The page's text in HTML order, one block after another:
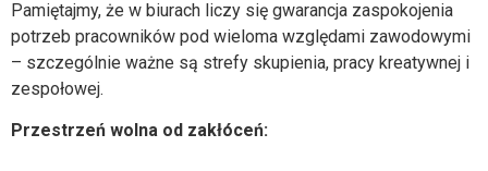
Pamiętajmy, że w biurach liczy się gwarancja zaspokojenia
potrzeb pracowników pod wieloma względami zawodowymi
– szczególnie ważne są strefy skupienia, pracy kreatywnej i
zespołowej.
Przestrzeń wolna od zakłóceń: